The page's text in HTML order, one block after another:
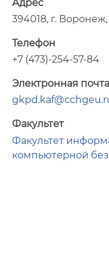
Адрес
394018, г. Воронеж,
Телефон
+7 (473)-254-57-84
Электронная почта
Факультет
Факультет
компьютерной